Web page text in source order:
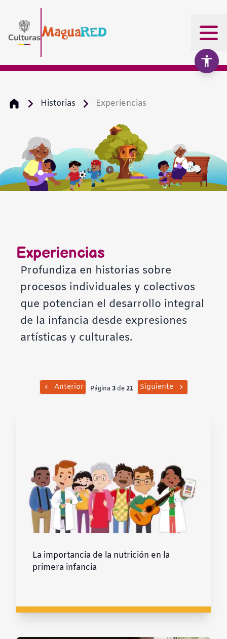
Historias Experiencias
Experiencias
Profundiza en historias sobre
procesos individuales y colectivos
que potencian el desarrollo integral
de la infancia desde expresiones
artísticas y culturales.
Anterior Página 3de21 Siguiente
La importancia de la nutrición en la
primera infancia
Disminuir texto
Escala de grises
Fondo claro
Subrayar enlaces
Fuente legible